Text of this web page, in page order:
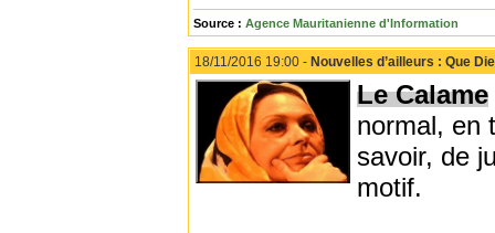
Source : Agence Mauritanienne d'Information
18/11/2016 19:00 - Nouvelles d’ailleurs : Que
Le Calame
normal, en
savoir, de
motif.